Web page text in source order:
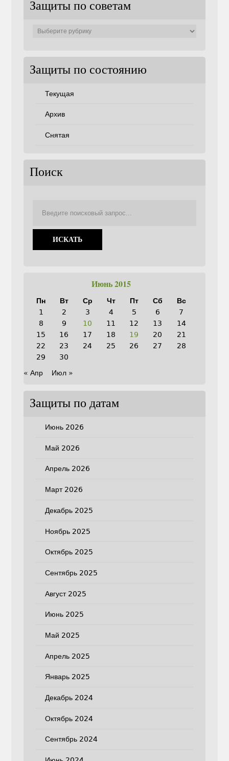
Защиты по советам
Защиты по состоянию
Текущая
Архив
Снятая
Поиск
Июнь 2015
Пн Вт Ср Чт Пт Сб
Вс
1
2 3 4 5 6
7
8
9 10 11 12 13
14
15
16 17 18 19 20
21
22
23 24 25 26 27
28
29
30
« Апр
Июл »
Защиты по датам
Июнь 2026
Май 2026
Апрель 2026
Март 2026
Декабрь 2025
Ноябрь 2025
Октябрь 2025
Сентябрь 2025
Август 2025
Июнь 2025
Май 2025
Апрель 2025
Январь 2025
Декабрь 2024
Октябрь 2024
Сентябрь 2024